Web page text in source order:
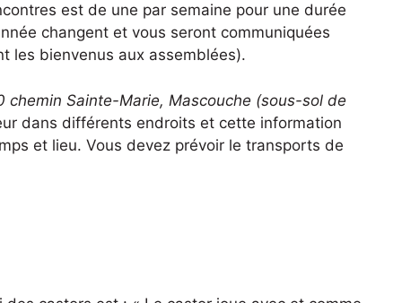
est de une par semaine pour une durée
changent et vous seront communiquées
les bienvenus aux assemblées).
chemin Sainte-Marie, Mascouche (sous-sol de
dans différents endroits et cette information
et lieu. Vous devez prévoir le transports de